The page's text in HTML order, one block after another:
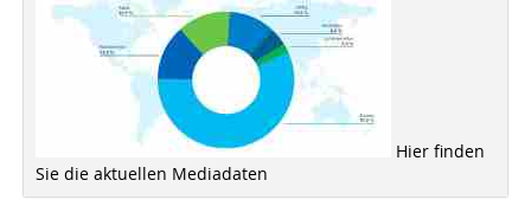
Hier finden
Sie die aktuellen Mediadaten